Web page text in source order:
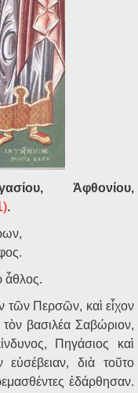
Ἀφθονίου,
.
ἆθλος.
τῶν Περσῶν, καὶ εἶχον
τὸν βασιλέα Σαβώριον,
Πηγάσιος καὶ
διὰ τοῦτο
ἐδάρθησαν.